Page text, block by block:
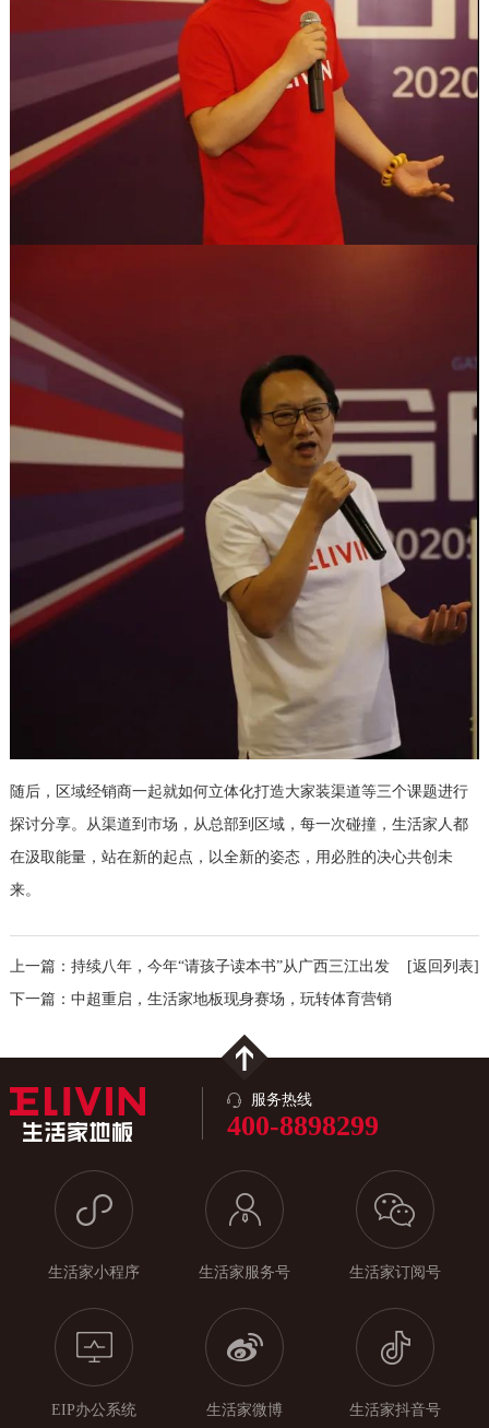
随后，区域经销商一起就如何立体化打造大家装渠道等三个课题进行
探讨分享。从渠道到市场，从总部到区域，每一次碰撞，生活家人都
在汲取能量，站在新的起点，以全新的姿态，用必胜的决心共创未
来。
[返回列表]
上一篇：持续八年，今年“请孩子读本书”从广西三江出发
下一篇：中超重启，生活家地板现身赛场，玩转体育营销
服务热线
400-8898299
生活家小程序 生活家服务号 生活家订阅号
EIP办公系统 生活家微博 生活家抖音号